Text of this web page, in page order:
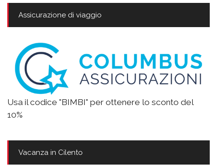
Assicurazione di viaggio
Usa il codice "BIMBI" per ottenere lo sconto del
10%
Vacanza in Cilento